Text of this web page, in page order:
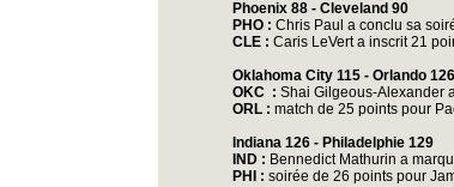
Phoenix 88 - Cleveland 90
PHO :Chris Paul a conclu sa
CLE :Caris LeVert a inscrit 21
Oklahoma City 115 - Orlando 126
OKC :Shai Gilgeous-Alexander
ORL :match de 25 points pour
Indiana 126 - Philadelphie 129
IND : Bennedict Mathurin a
PHI :soirée de 26 points pour